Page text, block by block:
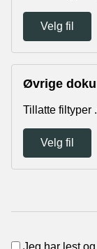
Velg fil
Øvrige
Tillatte filtyper
Velg fil
Jeg har lest